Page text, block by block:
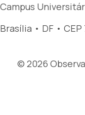
Campus
Brasília • DF • CEP
© 2026